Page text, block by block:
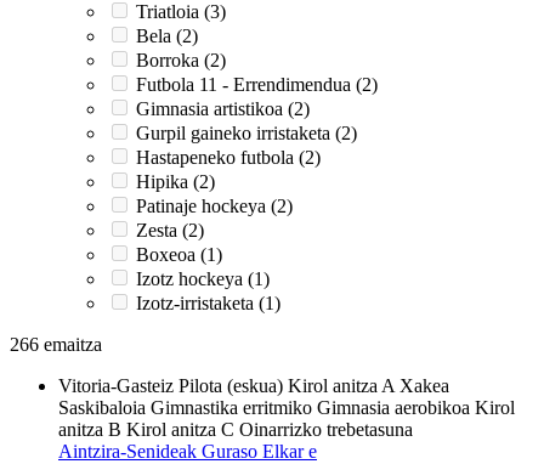
Triatloia (3)
Bela (2)
Borroka (2)
Futbola 11 - Errendimendua (2)
Gimnasia artistikoa (2)
Gurpil gaineko irristaketa (2)
Hastapeneko futbola (2)
Hipika (2)
Patinaje hockeya (2)
Zesta (2)
Boxeoa (1)
Izotz hockeya (1)
Izotz-irristaketa (1)
266 emaitza
Vitoria-Gasteiz Pilota (eskua) Kirol anitza A Xakea
Saskibaloia Gimnastika erritmiko Gimnasia aerobikoa Kirol
anitza B Kirol anitza C Oinarrizko trebetasuna
Aintzira-Senideak Guraso Elkar e